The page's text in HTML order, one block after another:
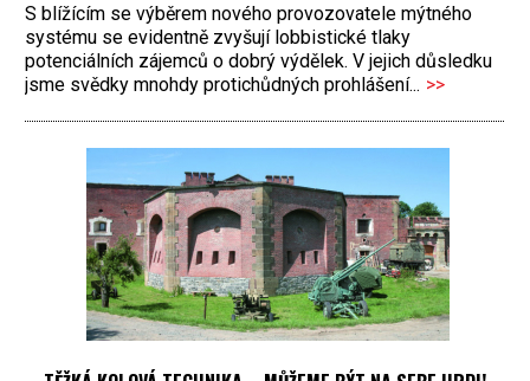
S blížícím se výběrem nového provozovatele mýtného
systému se evidentně zvyšují lobbistické tlaky
potenciálních zájemců o dobrý výdělek. V jejich důsledku
jsme svědky mnohdy protichůdných prohlášení... >>